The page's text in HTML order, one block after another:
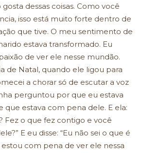
dessas coisas. Como você
isso está muito forte dentro de
que tive. O meu sentimento de
estava transformado. Eu
de ver ele nesse mundão.
de Natal, quando ele ligou para
a chorar só de escutar a voz
perguntou por que eu estava
que estava com pena dele. E ela:
Fez o que fez contigo e você
E eu disse: “Eu não sei o que é
estou com pena de ver ele nessa